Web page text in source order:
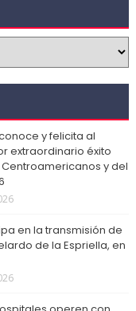
y felicita al
extraordinario éxito
y del
en la transmisión de
de la Espriella, en